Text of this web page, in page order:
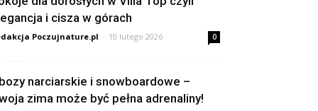
i cisza w górach
Poczujnature.pl - 10 lutego 2026 0
narciarskie i snowboardowe –
zima może być pełna adrenaliny!